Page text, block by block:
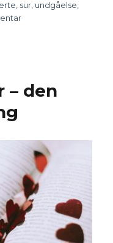
sur undgåelse
utro,
ser
på
Internettet?
– den